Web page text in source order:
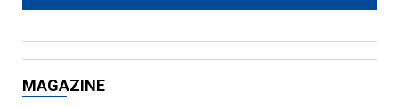
MAGAZINE